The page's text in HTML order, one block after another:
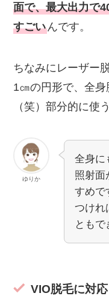
面で、最大出力で
すごいんです。
ちなみにレーザー
1㎝の円形で、全
（笑）部分的に使
ゆりか
全身に
照射面
すめで
つけれ
ともで
VIO脱毛に対